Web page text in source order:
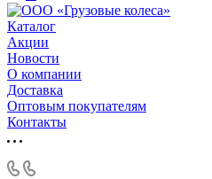
Каталог
Акции
Новости
О компании
Доставка
Оптовым покупателям
Контакты